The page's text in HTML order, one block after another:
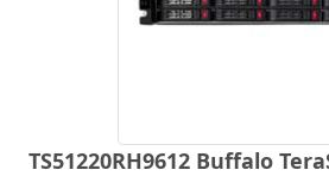
TS51220RH9612 Buffalo